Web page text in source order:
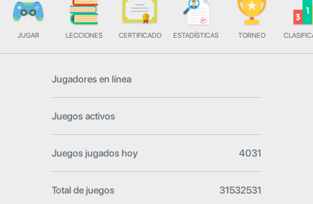
JUGAR LECCIONES CERTIFICADO ESTADÍSTICAS TORNEO
Jugadores en línea
Juegos activos
Juegos jugados hoy 4031
Total de juegos 31532531